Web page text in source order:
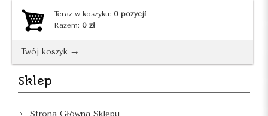
Teraz w koszyku: 0 pozycji
Razem: 0 zł
Twój koszyk →
Sklep
Strona Główna Sklepu